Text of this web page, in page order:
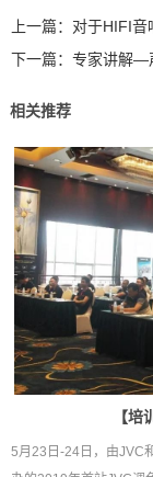
上一篇： 对于HIFI音
下一篇： 专家讲解—
相关推荐
【
5月23日-24日，由JVC